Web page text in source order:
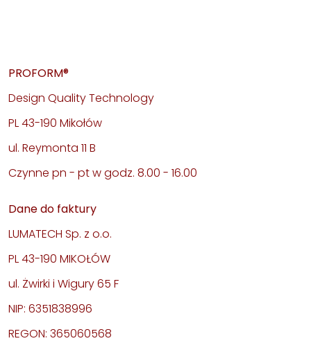
PROFORM®
Design Quality Technology
PL 43-190 Mikołów
ul. Reymonta 11 B
Czynne pn - pt w godz. 8.00 - 16.00
Dane do faktury
LUMATECH Sp. z o.o.
PL 43-190 MIKOŁÓW
ul. Żwirki i Wigury 65 F
NIP: 6351838996
REGON: 365060568